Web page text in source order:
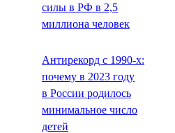
силы в РФ в 2,5
миллиона человек
Антирекорд с 1990-х:
почему в 2023 году
в России родилось
минимальное число
детей